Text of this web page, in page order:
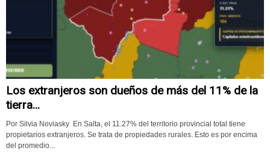
Los extranjeros son dueños de más del 11% de la
tierra...
Por Silvia Noviasky En Salta, el 11.27% del territorio provincial total tiene
propietarios extranjeros. Se trata de propiedades rurales. Esto es por encima
del promedio...